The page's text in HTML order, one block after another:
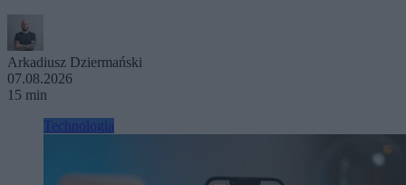
Arkadiusz Dziermański
07.08.2026
15 min
Technologia